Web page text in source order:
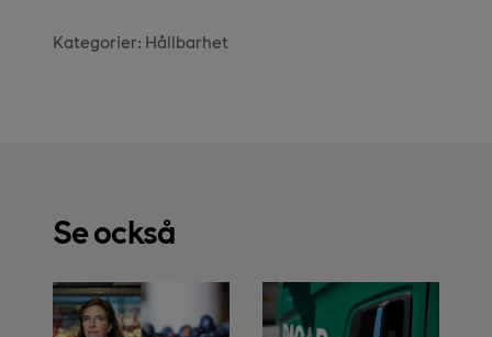
Kategorier: Hållbarhet
Se också